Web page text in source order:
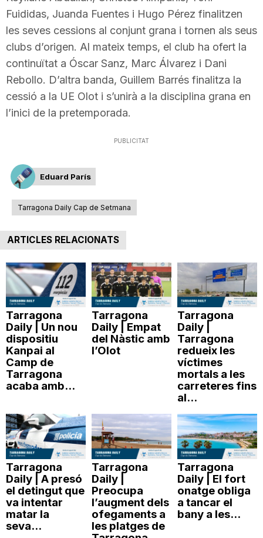
Fuididas, Juanda Fuentes i Hugo Pérez finalitzen
les seves cessions al conjunt grana i tornen als seus
clubs d’origen. Al mateix temps, el club ha ofert la
continuïtat a Óscar Sanz, Marc Álvarez i Dani
Rebollo. D’altra banda, Guillem Barrés finalitza la
cessió a la UE Olot i s’unirà a la disciplina grana en
l’inici de la pretemporada.
PUBLICITAT
Eduard París
Tarragona Daily Cap de Setmana
ARTICLES RELACIONATS
Tarragona
Daily | Un nou
dispositiu
Kanpai al
Camp de
Tarragona
acaba amb...
Tarragona
Daily | Empat
del Nàstic amb
l’Olot
Tarragona
Daily |
Tarragona
redueix les
víctimes
mortals a les
carreteres fins
al...
Tarragona
Daily | A presó
el detingut que
va intentar
matar la
seva...
Tarragona
Daily |
Preocupa
l’augment dels
ofegaments a
les platges de
Tarragona
Daily | El fort
onatge obliga
a tancar el
bany a les...